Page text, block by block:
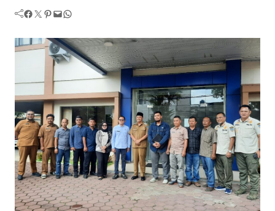
Facebook Twitter Pinterest Mail WhatsApp